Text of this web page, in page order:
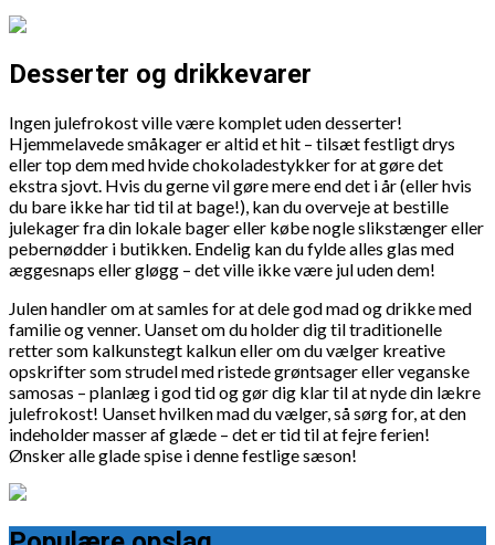
Desserter og drikkevarer
Ingen julefrokost ville være komplet uden desserter!
Hjemmelavede småkager er altid et hit – tilsæt festligt drys
eller top dem med hvide chokoladestykker for at gøre det
ekstra sjovt. Hvis du gerne vil gøre mere end det i år (eller hvis
du bare ikke har tid til at bage!), kan du overveje at bestille
julekager fra din lokale bager eller købe nogle slikstænger eller
pebernødder i butikken. Endelig kan du fylde alles glas med
æggesnaps eller gløgg – det ville ikke være jul uden dem!
Julen handler om at samles for at dele god mad og drikke med
familie og venner. Uanset om du holder dig til traditionelle
retter som kalkunstegt kalkun eller om du vælger kreative
opskrifter som strudel med ristede grøntsager eller veganske
samosas – planlæg i god tid og gør dig klar til at nyde din lækre
julefrokost! Uanset hvilken mad du vælger, så sørg for, at den
indeholder masser af glæde – det er tid til at fejre ferien!
Ønsker alle glade spise i denne festlige sæson!